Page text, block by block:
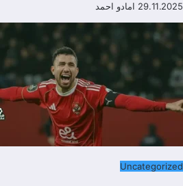
29.11.2025 امادو احمد
Uncategorized